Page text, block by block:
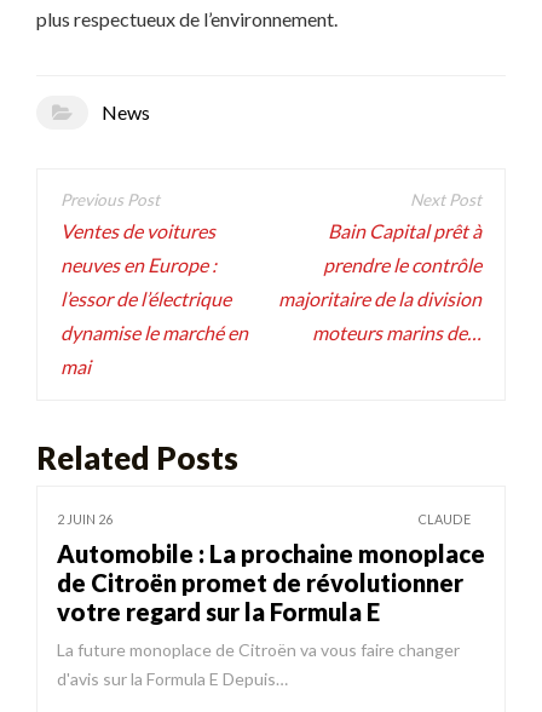
plus respectueux de l’environnement.
News
Navigation
de
l’article
Ventes de voitures
neuves en Europe :
l’essor de l’électrique
dynamise le marché en
mai
Bain Capital prêt à
prendre le contrôle
majoritaire de la division
moteurs marins de…
Related Posts
2 JUIN 26 CLAUDE
Automobile : La prochaine monoplace
de Citroën promet de révolutionner
votre regard sur la Formula E
La future monoplace de Citroën va vous faire changer
d'avis sur la Formula E Depuis…